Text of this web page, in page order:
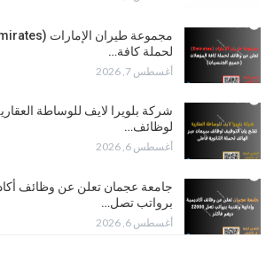
لحملة كافة…
أغسطس 7, 2026
شركة بلويرا لايف للوساطة
لوظائف…
أغسطس 6, 2026
جامعة عجمان تعلن عن وظائف
برواتب تصل…
أغسطس 6, 2026